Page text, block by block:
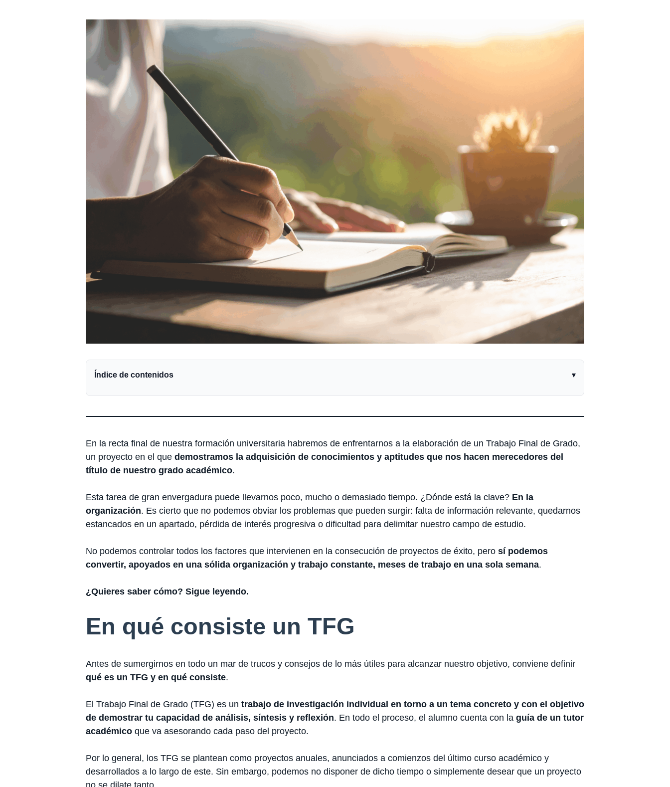
Índice de contenidos ▾
En la recta final de nuestra formación universitaria habremos de enfrentarnos a la elaboración de un Trabajo Final de Grado,
un proyecto en el que demostramos la adquisición de conocimientos y aptitudes que nos hacen merecedores del
título de nuestro grado académico.
Esta tarea de gran envergadura puede llevarnos poco, mucho o demasiado tiempo. ¿Dónde está la clave? En la
organización. Es cierto que no podemos obviar los problemas que pueden surgir: falta de información relevante, quedarnos
estancados en un apartado, pérdida de interés progresiva o dificultad para delimitar nuestro campo de estudio.
No podemos controlar todos los factores que intervienen en la consecución de proyectos de éxito, pero sí podemos
convertir, apoyados en una sólida organización y trabajo constante, meses de trabajo en una sola semana.
¿Quieres saber cómo? Sigue leyendo.
En qué consiste un TFG
Antes de sumergirnos en todo un mar de trucos y consejos de lo más útiles para alcanzar nuestro objetivo, conviene definir
qué es un TFG y en qué consiste.
El Trabajo Final de Grado (TFG) es un trabajo de investigación individual en torno a un tema concreto y con el objetivo
de demostrar tu capacidad de análisis, síntesis y reflexión. En todo el proceso, el alumno cuenta con la guía de un tutor
académico que va asesorando cada paso del proyecto.
Por lo general, los TFG se plantean como proyectos anuales, anunciados a comienzos del último curso académico y
desarrollados a lo largo de este. Sin embargo, podemos no disponer de dicho tiempo o simplemente desear que un proyecto